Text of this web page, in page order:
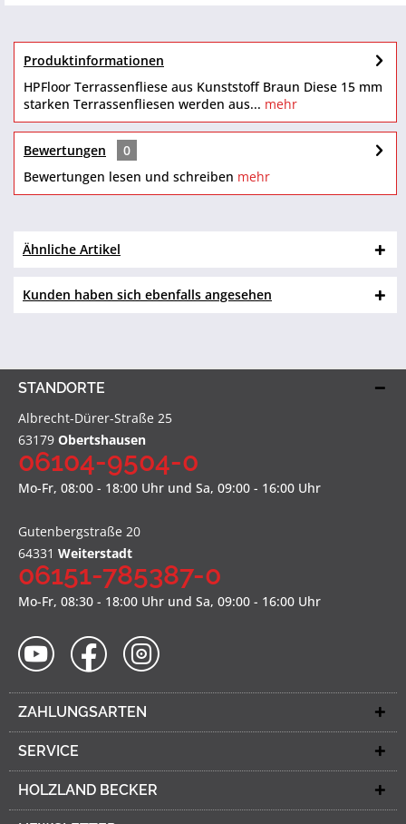
Produktinformationen
HPFloor Terrassenfliese aus Kunststoff Braun Diese 15 mm
starken Terrassenfliesen werden aus... mehr
Bewertungen
0
Bewertungen lesen und schreiben mehr
Ähnliche Artikel
Kunden haben sich ebenfalls angesehen
STANDORTE
Albrecht-Dürer-Straße 25
63179 Obertshausen
06104-9504-0
Mo-Fr, 08:00 - 18:00 Uhr und Sa, 09:00 - 16:00 Uhr
Gutenbergstraße 20
64331 Weiterstadt
06151-785387-0
Mo-Fr, 08:30 - 18:00 Uhr und Sa, 09:00 - 16:00 Uhr
ZAHLUNGSARTEN
SERVICE
HOLZLAND BECKER